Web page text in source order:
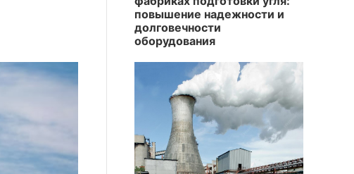
повышение надежности и
долговечности
оборудования